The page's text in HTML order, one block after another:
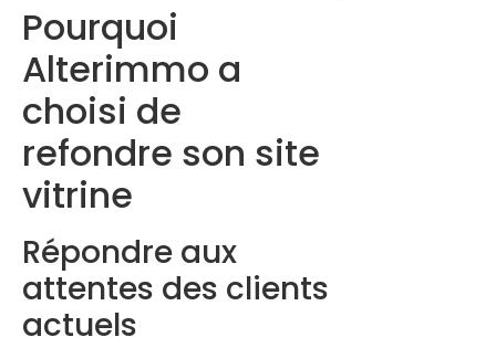
Pourquoi
Alterimmo a
choisi de
refondre son site
vitrine
Répondre aux
attentes des clients
actuels